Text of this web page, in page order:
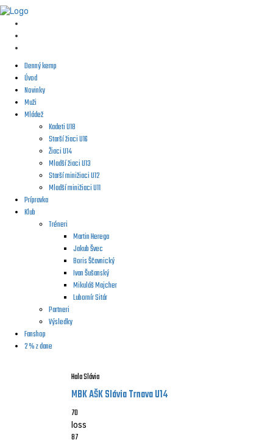
Denný kemp
Úvod
Novinky
Muži
Mládež
Kadeti U18
Starší žiaci U16
Žiaci U14
Mladší žiaci U13
Starší minižiaci U12
Mladší minižiaci U11
Prípravka
Klub
Tréneri
Martin Herega
Jakub Švec
Boris Ščavnický
Ivan Šušanský
Mikuláš Majcher
Lubomír Sitár
Partneri
Výsledky
Fanshop
2 % z dane
Hala Slávia
MBK AŠK Slávia Trnava U14
70
loss
87